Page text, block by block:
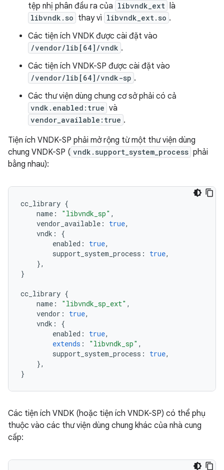
tệp nhị phân đầu ra của libvndk_ext là
libvndk.so thay vì libvndk_ext.so .
Các tiện ích VNDK được cài đặt vào
/vendor/lib[64]/vndk .
Các tiện ích VNDK-SP được cài đặt vào
/vendor/lib[64]/vndk-sp .
Các thư viện dùng chung cơ sở phải có cả
vndk.enabled:true và
vendor_available:true .
Tiện ích VNDK-SP phải mở rộng từ một thư viện dùng
chung VNDK-SP ( vndk.support_system_process phải
bằng nhau):
cc_library {
name : "libvndk_sp" ,
vendor_available : true,
vndk :
{
enabled : true,
support_system_process : true,
},
}
cc_library {
name : "libvndk_sp_ext" ,
vendor : true,
vndk :
{
enabled : true,
extends : "libvndk_sp" ,
support_system_process : true,
},
}
Các tiện ích VNDK (hoặc tiện ích VNDK-SP) có thể phụ
thuộc vào các thư viện dùng chung khác của nhà cung
cấp: